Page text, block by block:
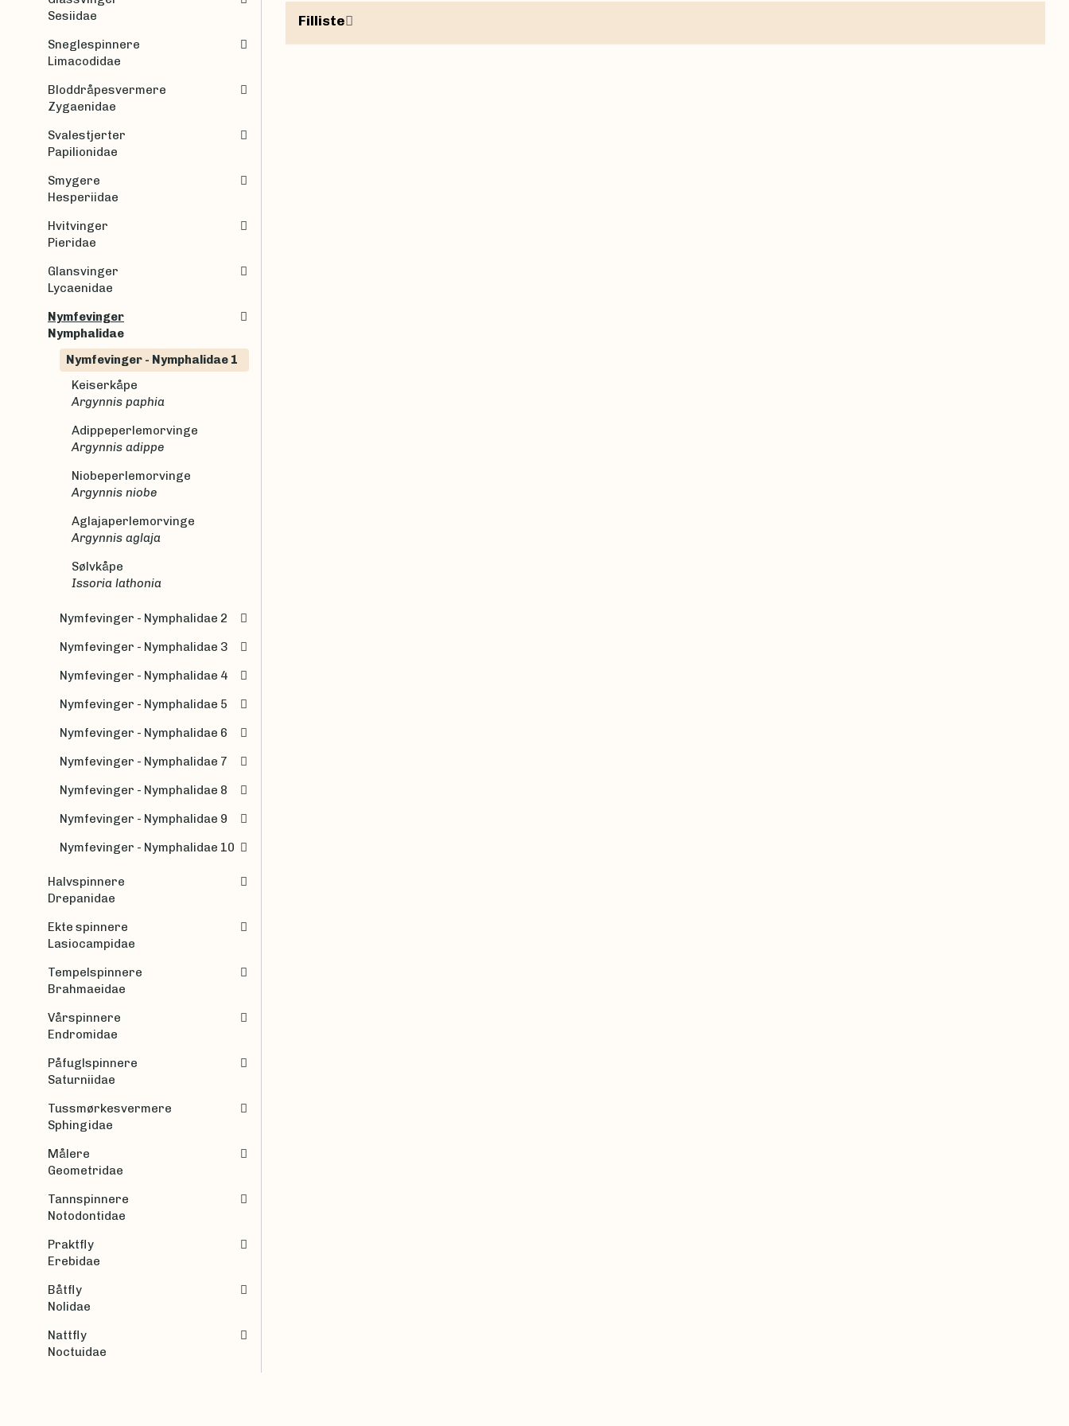
Filliste
Sesiidae
Sneglespinnere
Limacodidae
Bloddråpesvermere
Zygaenidae
Svalestjerter
Papilionidae
Smygere
Hesperiidae
Hvitvinger
Pieridae
Glansvinger
Lycaenidae
Nymfevinger
Nymphalidae
Nymfevinger - Nymphalidae 1
Keiserkåpe
Argynnis paphia
Adippeperlemorvinge
Argynnis adippe
Niobeperlemorvinge
Argynnis niobe
Aglajaperlemorvinge
Argynnis aglaja
Sølvkåpe
Issoria lathonia
Nymfevinger - Nymphalidae 2
Nymfevinger - Nymphalidae 3
Nymfevinger - Nymphalidae 4
Nymfevinger - Nymphalidae 5
Nymfevinger - Nymphalidae 6
Nymfevinger - Nymphalidae 7
Nymfevinger - Nymphalidae 8
Nymfevinger - Nymphalidae 9
Nymfevinger - Nymphalidae 10
Halvspinnere
Drepanidae
Ekte spinnere
Lasiocampidae
Tempelspinnere
Brahmaeidae
Vårspinnere
Endromidae
Påfuglspinnere
Saturniidae
Tussmørkesvermere
Sphingidae
Målere
Geometridae
Tannspinnere
Notodontidae
Praktfly
Erebidae
Båtfly
Nolidae
Nattfly
Noctuidae